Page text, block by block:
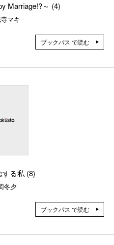
Marriage!?～ (4)
マキ
ブックパス で読む
る私 (8)
冬夕
ブックパス で読む